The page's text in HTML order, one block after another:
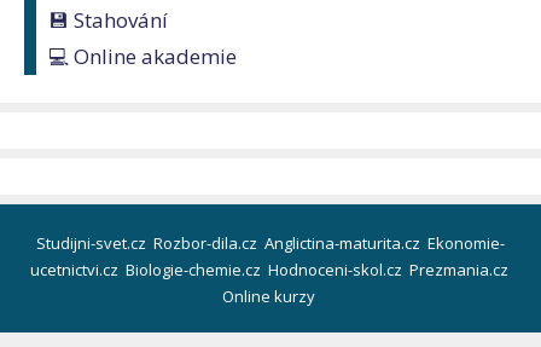
💾 Stahování
💻 Online akademie
Studijni-svet.cz Rozbor-dila.cz Anglictina-maturita.cz Ekonomie-
ucetnictvi.cz Biologie-chemie.cz Hodnoceni-skol.cz Prezmania.cz
Online kurzy